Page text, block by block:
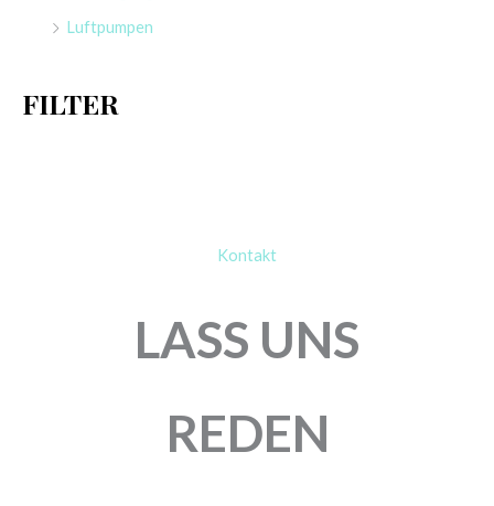
Luftpumpen
FILTER
Kontakt
LASS UNS
REDEN